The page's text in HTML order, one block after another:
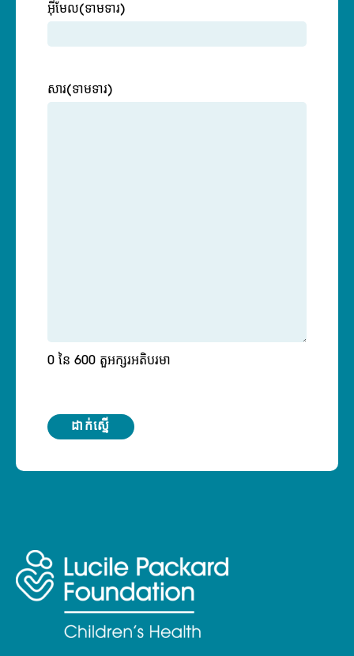
អ៊ីមែល(ទាមទារ)
សារ(ទាមទារ)
0 នៃ 600 តួអក្សរអតិបរមា